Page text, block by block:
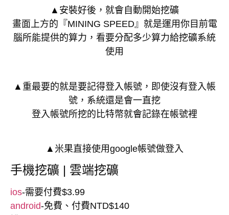
▲安裝好後，就會自動開始挖礦
畫面上方的『MINING SPEED』就是運用你目前電
腦所能提供的算力，看要分配多少算力給挖礦系統
使用
▲重最要的就是要記得登入帳號，即使沒有登入帳
號，系統還是會一直挖
登入帳號所挖的比特幣就會記錄在帳號裡
▲米果直接使用google帳號做登入
手機挖礦 | 雲端挖礦
ios-需要付費$3.99
android-免費、付費NTD$140